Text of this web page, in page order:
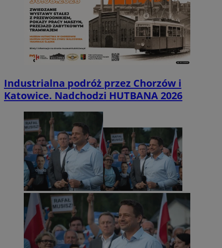
Industrialna podróż przez Chorzów i
Katowice. Nadchodzi HUTBANA 2026